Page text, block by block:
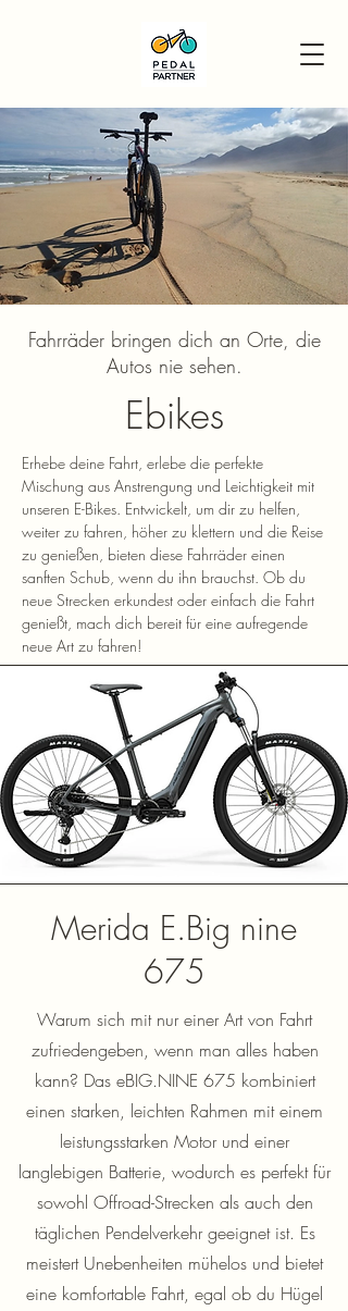
Fahrräder bringen dich an Orte, die
Autos nie sehen.
Ebikes
Erhebe deine Fahrt, erlebe die perfekte
Mischung aus Anstrengung und Leichtigkeit mit
unseren E-Bikes. Entwickelt, um dir zu helfen,
weiter zu fahren, höher zu klettern und die Reise
zu genießen, bieten diese Fahrräder einen
sanften Schub, wenn du ihn brauchst. Ob du
neue Strecken erkundest oder einfach die Fahrt
genießt, mach dich bereit für eine aufregende
neue Art zu fahren!
Merida E.Big nine
675
Warum sich mit nur einer Art von Fahrt
zufriedengeben, wenn man alles haben
kann? Das eBIG.NINE 675 kombiniert
einen starken, leichten Rahmen mit einem
leistungsstarken Motor und einer
langlebigen Batterie, wodurch es perfekt für
sowohl Offroad-Strecken als auch den
täglichen Pendelverkehr geeignet ist. Es
meistert Unebenheiten mühelos und bietet
eine komfortable Fahrt, egal ob du Hügel